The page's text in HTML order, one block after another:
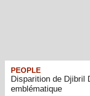
PEOPLE
Disparition de Djibril
emblématique